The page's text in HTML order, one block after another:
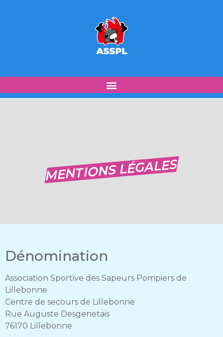
MENTIONS LÉGALES
Dénomination
Association Sportive des Sapeurs Pompiers de
Lillebonne
Centre de secours de Lillebonne
Rue Auguste Desgenetais
76170 Lillebonne